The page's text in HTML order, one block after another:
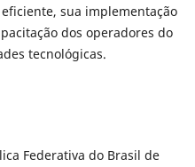
sua implementação
dos operadores do
tecnológicas.
Federativa do Brasil de